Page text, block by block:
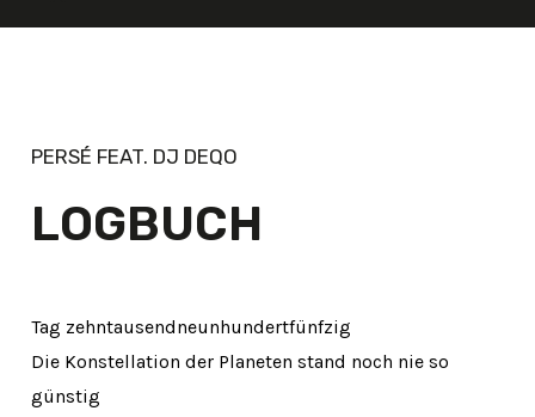
PERSÉ FEAT. DJ DEQO
LOGBUCH
Tag zehntausendneunhundertfünfzig
Die Konstellation der Planeten stand noch nie so
günstig